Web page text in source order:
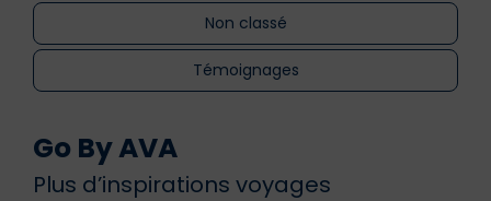
Non classé
Témoignages
Go By AVA
Plus d’inspirations voyages